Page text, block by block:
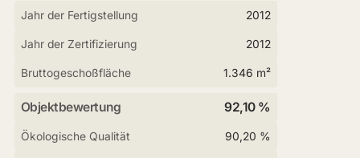
Jahr der Fertigstellung 2012
Jahr der Zertifizierung 2012
Bruttogeschoßfläche 1.346 m²
Objektbewertung 92,10 %
Ökologische Qualität 90,20 %